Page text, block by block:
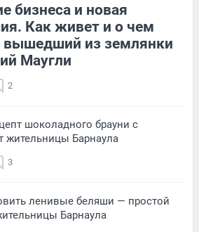
бизнеса и новая
Как живет и о чем
вышедший из землянки
Маугли
2
шоколадного брауни с
жительницы Барнаула
3
ленивые беляши — простой
Барнаула